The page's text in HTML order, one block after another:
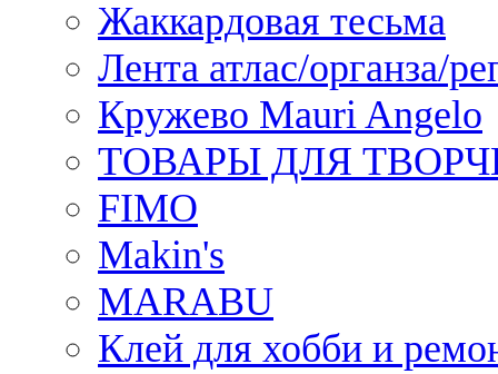
Жаккардовая тесьма
Лента атлас/органза/
Кружево Mauri Angelo
ТОВАРЫ ДЛЯ
FIMO
Makin's
MARABU
Клей для хобби и